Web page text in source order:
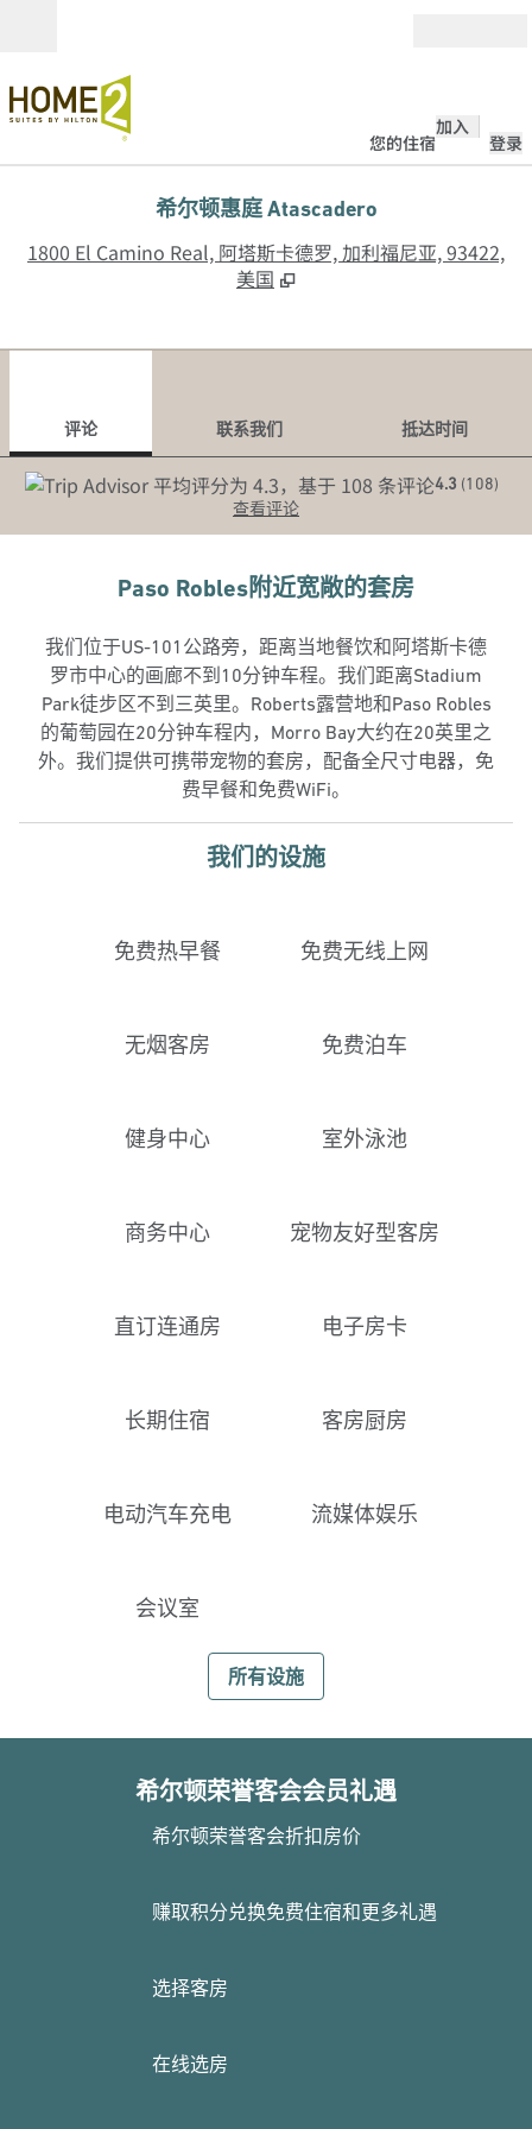
您的住宿
加入
登录
希尔顿惠庭 Atascadero
1800 El Camino Real, 阿塔斯卡德罗, 加利福尼亚, 93422,
美国
评论 联系我们
抵达时间
4.3 (108)
查看评论
Paso Robles附近宽敞的套房
我们位于US-101公路旁，距离当地餐饮和阿塔斯卡德
罗市中心的画廊不到10分钟车程。我们距离Stadium
Park徒步区不到三英里。Roberts露营地和Paso Robles
的葡萄园在20分钟车程内，Morro Bay大约在20英里之
外。我们提供可携带宠物的套房，配备全尺寸电器，免
费早餐和免费WiFi。
我们的设施
免费热早餐 免费无线上网
无烟客房 免费泊车
健身中心 室外泳池
商务中心 宠物友好型客房
直订连通房 电子房卡
长期住宿 客房厨房
电动汽车充电 流媒体娱乐
会议室
所有设施
希尔顿荣誉客会会员礼遇
希尔顿荣誉客会折扣房价
赚取积分兑换免费住宿和更多礼遇
选择客房
在线选房